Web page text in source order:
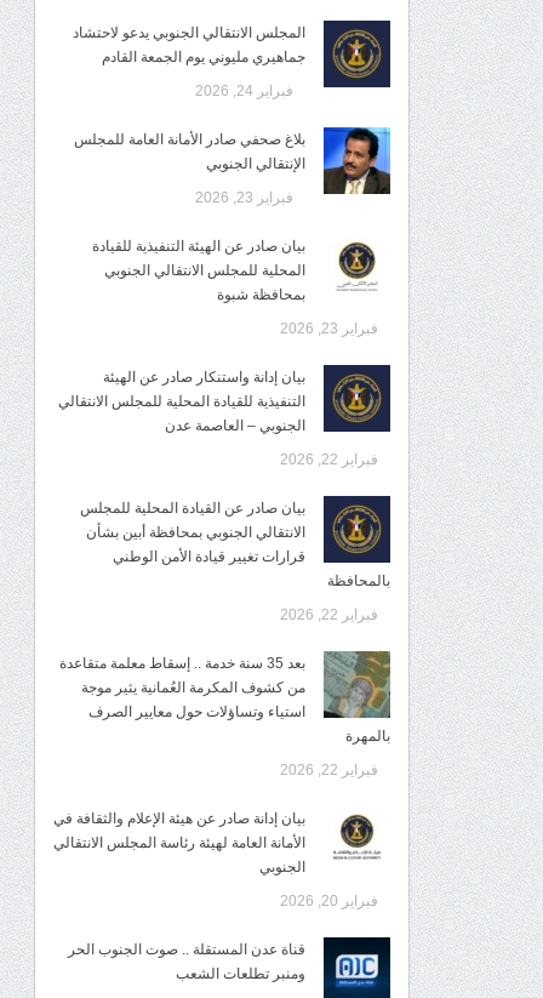
المجلس الانتقالي الجنوبي يدعو لاحتشاد
جماهيري مليوني يوم الجمعة القادم
فبراير 24, 2026
بلاغ صحفي صادر الأمانة العامة للمجلس
الإنتقالي الجنوبي
فبراير 23, 2026
بيان صادر عن الهيئة التنفيذية للقيادة
المحلية للمجلس الانتقالي الجنوبي
بمحافظة شبوة
فبراير 23, 2026
بيان إدانة واستنكار صادر عن الهيئة
التنفيذية للقيادة المحلية للمجلس الانتقالي
الجنوبي – العاصمة عدن
فبراير 22, 2026
بيان صادر عن القيادة المحلية للمجلس
الانتقالي الجنوبي بمحافظة أبين بشأن
قرارات تغيير قيادة الأمن الوطني
بالمحافظة
فبراير 22, 2026
بعد 35 سنة خدمة .. إسقاط معلمة متقاعدة
من كشوف المكرمة العُمانية يثير موجة
استياء وتساؤلات حول معايير الصرف
بالمهرة
فبراير 22, 2026
بيان إدانة صادر عن هيئة الإعلام والثقافة في
الأمانة العامة لهيئة رئاسة المجلس الانتقالي
الجنوبي
فبراير 20, 2026
قناة عدن المستقلة .. صوت الجنوب الحر
ومنبر تطلعات الشعب